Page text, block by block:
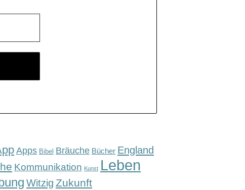
Apps Bibel Bräuche Bücher England
Kommunikation Kunst Leben
Witzig Zukunft